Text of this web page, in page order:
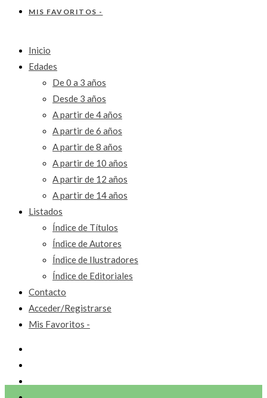
MIS FAVORITOS -
Inicio
Edades
De 0 a 3 años
Desde 3 años
A partir de 4 años
A partir de 6 años
A partir de 8 años
A partir de 10 años
A partir de 12 años
A partir de 14 años
Listados
Índice de Títulos
Índice de Autores
Índice de Ilustradores
Índice de Editoriales
Contacto
Acceder/Registrarse
Mis Favoritos -